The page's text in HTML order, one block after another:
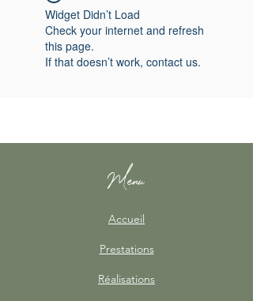
Widget Didn’t Load
Check your internet and refresh
this page.
If that doesn’t work, contact us.
Menu
Accueil
Prestations
Réalisations